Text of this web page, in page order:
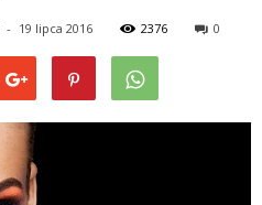
- 19 lipca 2016 2376 0